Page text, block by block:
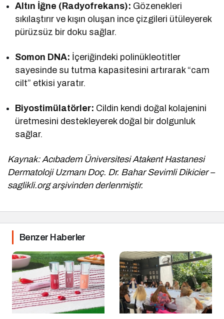
Altın İğne (Radyofrekans): Gözenekleri
sıkılaştırır ve kışın oluşan ince çizgileri ütüleyerek
pürüzsüz bir doku sağlar.
Somon DNA: İçeriğindeki polinükleotitler
sayesinde su tutma kapasitesini artırarak “cam
cilt” etkisi yaratır.
Biyostimülatörler: Cildin kendi doğal kolajenini
üretmesini destekleyerek doğal bir dolgunluk
sağlar.
Kaynak: Acıbadem Üniversitesi Atakent Hastanesi
Dermatoloji Uzmanı Doç. Dr. Bahar Sevimli Dikicier –
saglikli.org arşivinden derlenmiştir.
Benzer Haberler